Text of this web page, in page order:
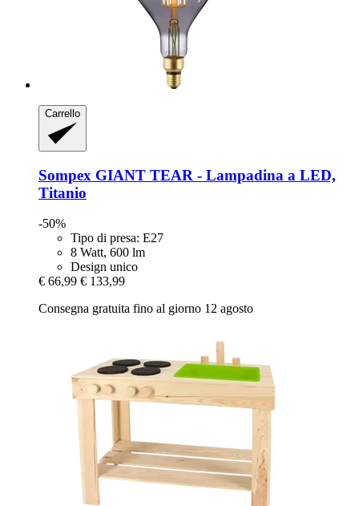
Carrello
Sompex GIANT TEAR -​ Lampadina a LED,
Titanio
-50%
Tipo di presa: E27
8 Watt, 600 lm
Design unico
€ 66,99 € 133,99
Consegna gratuita fino al giorno 12 agosto